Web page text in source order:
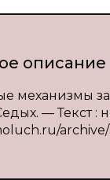
описание
механизмы
— Текст
archive/